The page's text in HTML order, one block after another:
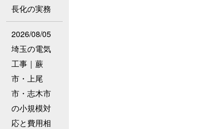
長化の実務
2026/08/05
埼玉の電気
工事｜蕨
市・上尾
市・志木市
の小規模対
応と費用相